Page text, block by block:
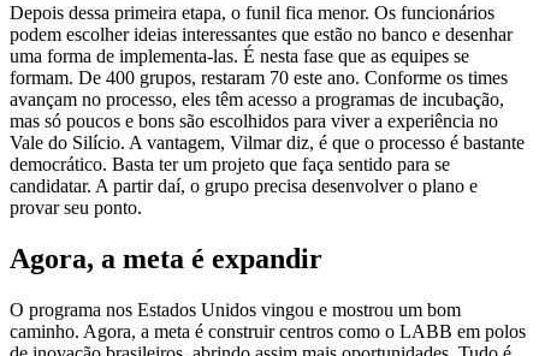
Depois dessa primeira etapa, o funil fica menor. Os funcionários
podem escolher ideias interessantes que estão no banco e desenhar
uma forma de implementa-las. É nesta fase que as equipes se
formam. De 400 grupos, restaram 70 este ano. Conforme os times
avançam no processo, eles têm acesso a programas de incubação,
mas só poucos e bons são escolhidos para viver a experiência no
Vale do Silício. A vantagem, Vilmar diz, é que o processo é bastante
democrático. Basta ter um projeto que faça sentido para se
candidatar. A partir daí, o grupo precisa desenvolver o plano e
provar seu ponto.
Agora, a meta é expandir
O programa nos Estados Unidos vingou e mostrou um bom
caminho. Agora, a meta é construir centros como o LABB em polos